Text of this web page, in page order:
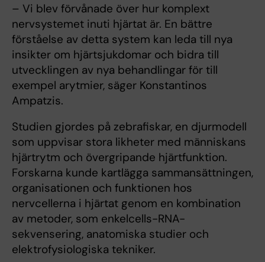
– Vi blev förvånade över hur komplext
nervsystemet inuti hjärtat är. En bättre
förståelse av detta system kan leda till nya
insikter om hjärtsjukdomar och bidra till
utvecklingen av nya behandlingar för till
exempel arytmier, säger Konstantinos
Ampatzis.
Studien gjordes på zebrafiskar, en djurmodell
som uppvisar stora likheter med människans
hjärtrytm och övergripande hjärtfunktion.
Forskarna kunde kartlägga sammansättningen,
organisationen och funktionen hos
nervcellerna i hjärtat genom en kombination
av metoder, som enkelcells-RNA-
sekvensering, anatomiska studier och
elektrofysiologiska tekniker.